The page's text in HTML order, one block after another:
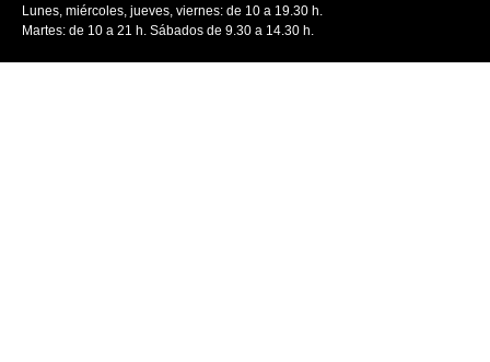
Lunes, miércoles, jueves, viernes: de 10 a 19.30 h.
Martes: de 10 a 21 h. Sábados de 9.30 a 14.30 h.